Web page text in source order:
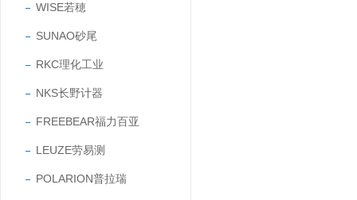
WISE若穂
SUNAO砂尾
RKC理化工业
NKS长野计器
FREEBEAR福力百亚
LEUZE劳易测
POLARION普拉瑞